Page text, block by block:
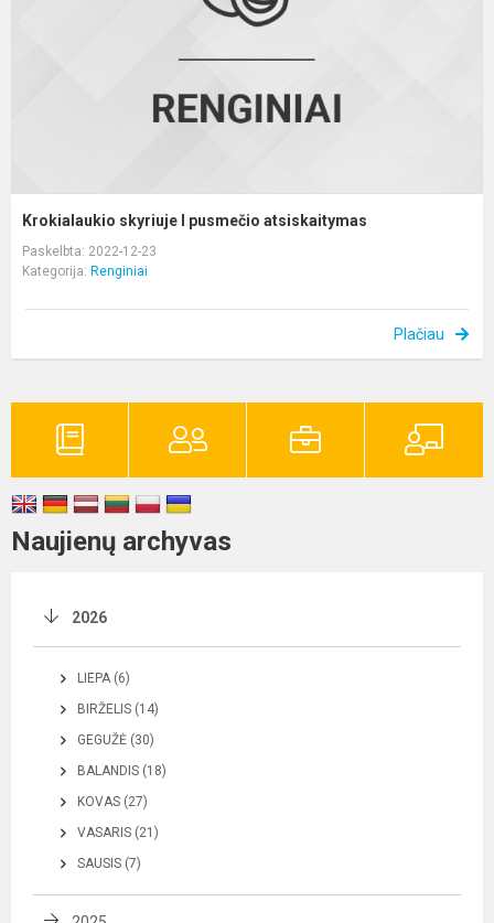
Krokialaukio skyriuje I pusmečio atsiskaitymas
Paskelbta: 2022-12-23
Kategorija: Renginiai
Plačiau
Naujienų archyvas
2026
LIEPA (6)
BIRŽELIS (14)
GEGUŽĖ (30)
BALANDIS (18)
KOVAS (27)
VASARIS (21)
SAUSIS (7)